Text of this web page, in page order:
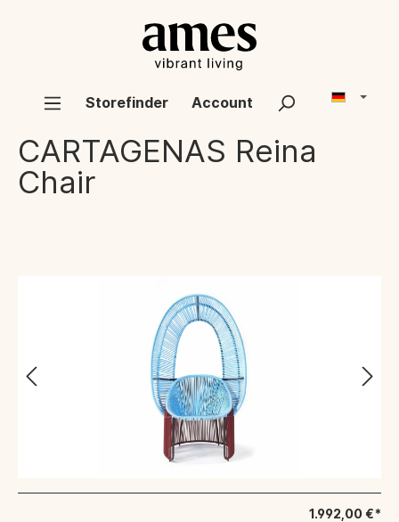
Storefinder Account
CARTAGENAS Reina
Chair
1.992,00 €*